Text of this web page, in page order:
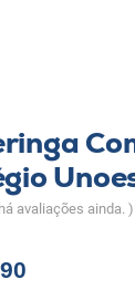
avaliações ainda. )
Current